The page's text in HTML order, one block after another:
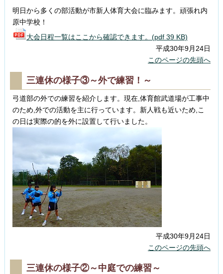
明日から多くの部活動が市新人体育大会に臨みます。頑張れ内
原中学校！
大会日程一覧はここから確認できます。(pdf 39 KB)
平成30年9月24日
このページの先頭へ
三連休の様子③～外で練習！～
弓道部の外での練習を紹介します。現在,体育館武道場が工事中
のため,外での活動を主に行っています。新人戦も近いため,こ
の日は実際の的を外に設置して行いました。
平成30年9月24日
このページの先頭へ
三連休の様子②～中庭での練習～